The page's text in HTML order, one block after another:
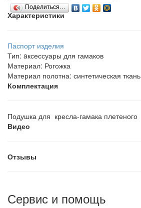
Поделиться…
Характеристики
Паспорт изделия
Тип: aксессуары для гамаков
Материал: Рогожка
Материал полотна: синтетическая ткань
Комплектация
Подушка для кресла-гамака плетеного
Видео
Отзывы
Сервис и помощь